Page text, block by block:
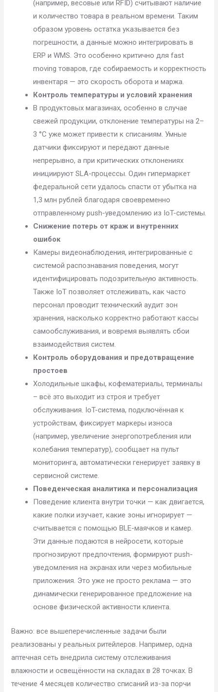
(например, весовые или RFID) считывают наличие
и количество товара в реальном времени. Таким
образом уровень остатка указывается без
погрешности, а данные можно интегрировать в
ERP и WMS. Это особенно критично для fast
moving товаров, где собираемость и корректность
инвентаря — это скорость оборота и маржа.
Контроль температуры и условий хранения
В продуктовых магазинах, особенно в случае
свежей продукции, отклонение температуры на 2–
3 °C уже может привести к списаниям. Умные
датчики фиксируют и передают данные
непрерывно, а при критических отклонениях
инициируют SLA-процессы. Один гипермаркет
федеральной сети удалось спасти от убытка на
1,3 млн рублей благодаря своевременно
отправленному push-уведомлению из IoT-системы.
Снижение потерь от краж и внутренних
ошибок
Камеры видеонаблюдения, интегрированные с
системой распознавания поведения, могут
идентифицировать подозрительную активность.
Также IoT позволяет отслеживать, как часто
персонал проводит технический аудит зон
хранения, насколько корректно работают кассы
самообслуживания, и вовремя выявлять сбои
взаимодействия систем.
Контроль оборудования и предотвращение
простоев
Холодильные шкафы, кофематериалы, терминалы
– всё это выходит из строя и требует
обслуживания. IoT-система, подключённая к
устройствам, фиксирует маркеры износа
(например, увеличение энергопотребления или
колебания температур), сообщает на пульт
мониторинга, автоматически генерирует заявку в
сервисной системе.
Поведенческая аналитика и персонализация
Поведение клиента внутри точки — как двигается,
какие полки изучает, какие зоны игнорирует —
считывается с помощью BLE-маячков и камер.
Эти данные подаются в нейросети, которые
прогнозируют предпочтения, формируют push-
уведомления на экранах или через мобильные
приложения. Это уже не просто реклама — это
динамически генерированное предложение на
основе физической активности клиента.
Важно: все вышеперечисленные задачи были
реализованы у реальных ритейлеров. Например, одна
аптечная сеть внедрила систему отслеживания
влажности и освещённости на складах в 28 точках. В
течение 4 месяцев количество списаний из-за порчи